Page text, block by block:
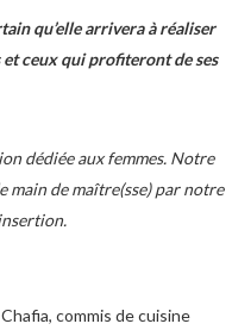
qu’elle arrivera à réaliser
ceux qui profiteront de ses
dédiée aux femmes. Notre
main de maître(sse) par notre
commis de cuisine